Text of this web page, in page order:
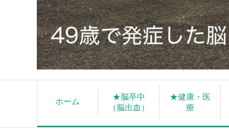
ホーム
★脳卒中
（脳出血）
★健康・医
療